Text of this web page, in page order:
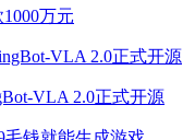
万元
VLA 2.0正式开源